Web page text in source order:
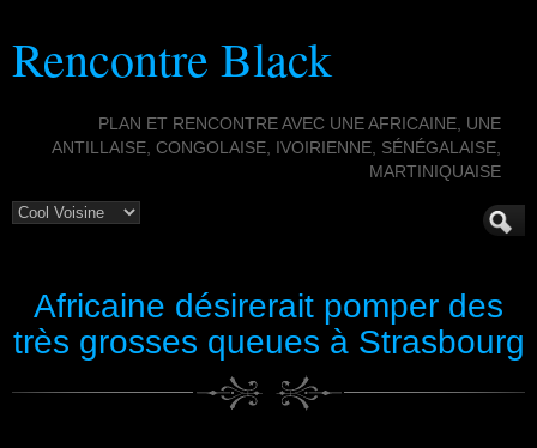
Rencontre Black
PLAN ET RENCONTRE AVEC UNE AFRICAINE, UNE
ANTILLAISE, CONGOLAISE, IVOIRIENNE, SÉNÉGALAISE,
MARTINIQUAISE
Africaine désirerait pomper des
très grosses queues à Strasbourg